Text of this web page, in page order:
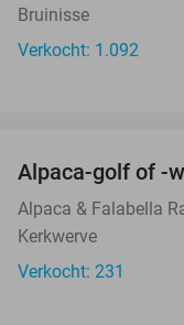
Bruinisse
Verkocht: 1.092
Alpaca-golf of -
Alpaca & Falabella
Kerkwerve
Verkocht: 231